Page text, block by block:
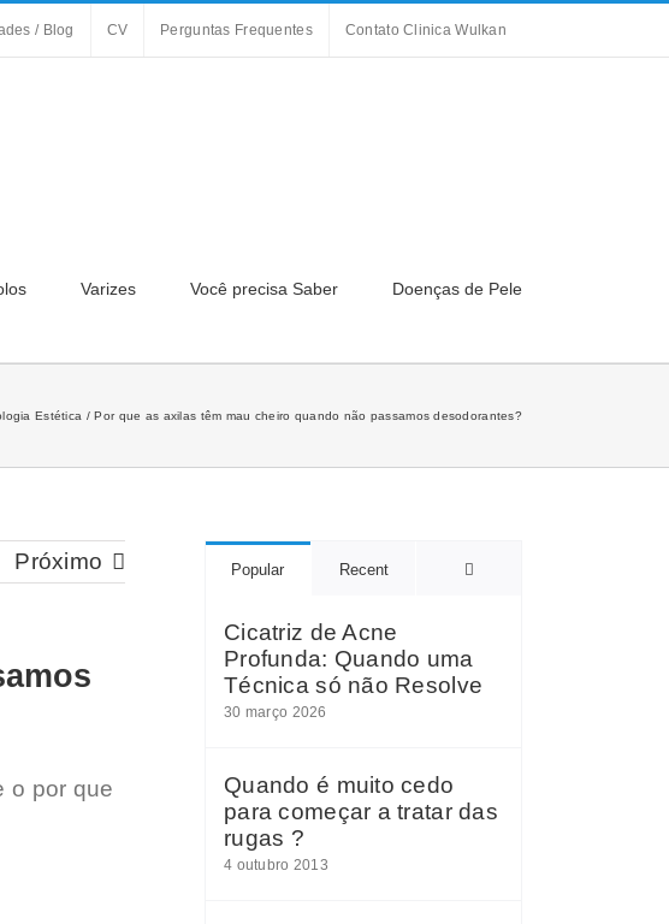
/ Blog CV Perguntas Frequentes Contato Clinica Wulkan
Varizes Você precisa Saber Doenças de Pele
Estética Por que as axilas têm mau cheiro quando não passamos desodorantes?
Próximo
o por que
Popular Recent Comments
Cicatriz de Acne
Profunda: Quando uma
Técnica só não Resolve
30 março 2026
Quando é muito cedo
para começar a tratar das
rugas ?
4 outubro 2013